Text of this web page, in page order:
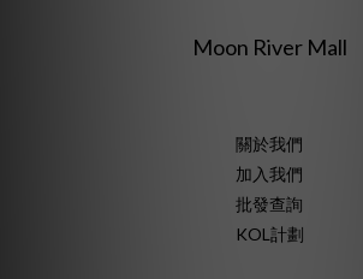
Moon River Mall
關於我們
加入我們
批發查詢
KOL計劃